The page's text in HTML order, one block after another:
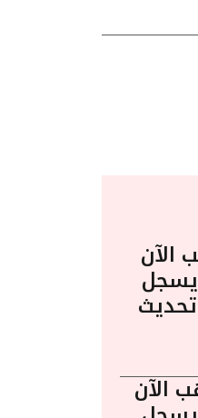
الآن
في مصر: عيار 24 يسجل
تحديث
الآن